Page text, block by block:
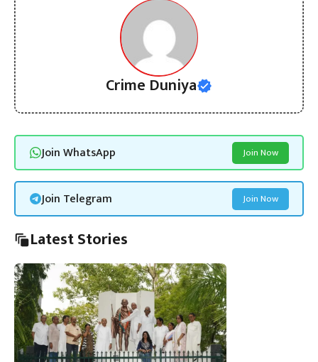
Crime Duniya
Join WhatsApp Join Now
Join Telegram Join Now
Latest Stories